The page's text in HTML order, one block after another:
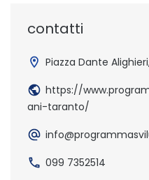
contatti
Piazza Dante
https://
ani-taranto/
099 7352514